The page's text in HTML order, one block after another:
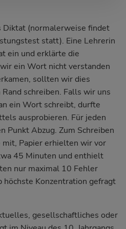
Diktat (normalerweise findet
statt). Eine Lehrerin
ein und erklärte die
ein Wort nicht verstanden
sollten wir dies
schreiben. Falls wir uns
ein Wort schreibt, durfte
ausprobieren. Für jeden
Punkt Abzug. Zum Schreiben
Papier erhielten wir vor
45 Minuten und enthielt
nur maximal 10 Fehler
höchste Konzentration gefragt
gesellschaftliches oder